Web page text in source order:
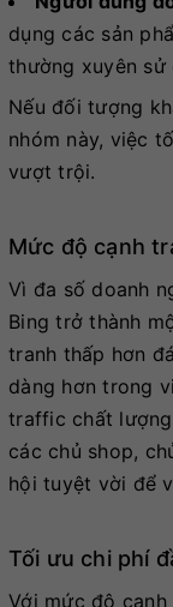
dụng các sản
thường xuyên sử
Nếu đối tượng
nhóm này, việc
vượt trội.
Mức độ cạnh
Vì đa số doanh
Bing trở thành
tranh thấp hơn
dàng hơn trong
traffic chất
các chủ shop,
hội tuyệt vời để
Tối ưu chi phí
Với mức độ cạnh